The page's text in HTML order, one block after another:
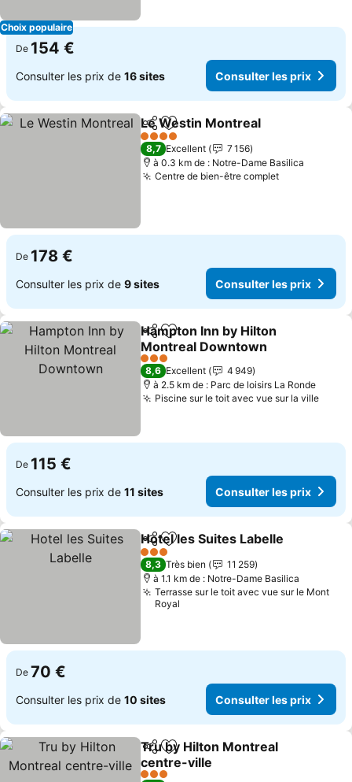
Choix populaire
De 154 €
Consulter les prix de 16 sites Consulter les prix
PartagerAjouter à mes favoris
Le Westin Montreal
4 Étoiles
8,7 Excellent
7 156
à 0.3 km de : Notre-Dame Basilica
Centre de bien-être completConsulter
De 178 €
Consulter les prix de 9 sites Consulter les prix
PartagerAjouter à mes favoris
Hampton Inn by Hilton
Montreal Downtown
Consulter les prix
3 Étoiles
8,6 Excellent
4 949
à 2.5 km de : Parc de loisirs La Ronde
Piscine sur le toit avec vue sur la ville
De 115 €
Consulter les prix de 11 sites Consulter les prix
PartagerAjouter à mes favoris
Hotel les Suites Labelle
3 Étoiles
8,3 Très bien
11 259
à 1.1 km de : Notre-Dame Basilica
Terrasse sur le toit avec vue sur le Mont
Royal
De 70 €
Consulter les prix de 10 sites Consulter les prix
PartagerAjouter à mes favoris
Tru by Hilton Montreal
centre-ville
Consulter les prix
3 Étoiles